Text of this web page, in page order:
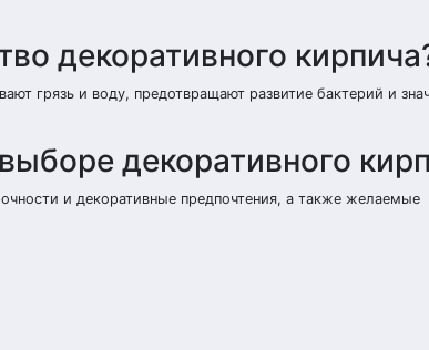
декоративного
грязь и воду, предотвращают развитие бактерий и
декоративного
и декоративные предпочтения, а также желаемые